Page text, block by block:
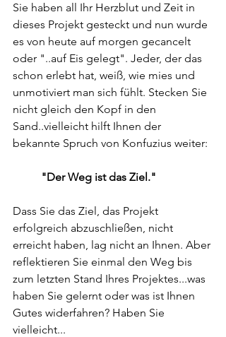
Sie haben all Ihr Herzblut und Zeit in
dieses Projekt gesteckt und nun wurde
es von heute auf morgen gecancelt
oder "..auf Eis gelegt". Jeder, der das
schon erlebt hat, weiß, wie mies und
unmotiviert man sich fühlt. Stecken Sie
nicht gleich den Kopf in den
Sand..vielleicht hilft Ihnen der
bekannte Spruch von Konfuzius weiter:
          "Der Weg ist das Ziel."
Dass Sie das Ziel, das Projekt
erfolgreich abzuschließen, nicht
erreicht haben, lag nicht an Ihnen. Aber
reflektieren Sie einmal den Weg bis
zum letzten Stand Ihres Projektes...was
haben Sie gelernt oder was ist Ihnen
Gutes widerfahren? Haben Sie
vielleicht...